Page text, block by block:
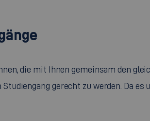
die mit Ihnen gemeinsam den
gerecht zu werden. Da